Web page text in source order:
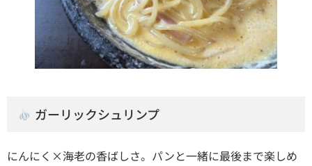
ガーリックシュリンプ
にんにく×海老の香ばしさ。パンと一緒に最後まで楽しめ